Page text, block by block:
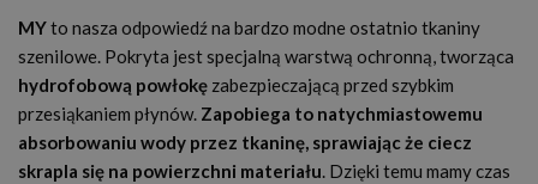
MYto nasza odpowiedź na bardzo modne ostatnio tkaniny
szenilowe. Pokryta jest specjalną warstwą ochronną, tworząca
hydrofobową powłokę zabezpieczającą przed szybkim
przesiąkaniem płynów. Zapobiega to natychmiastowemu
absorbowaniu wody przez tkaninę, sprawiając że ciecz
skrapla się na powierzchni materiału. Dzięki temu mamy czas